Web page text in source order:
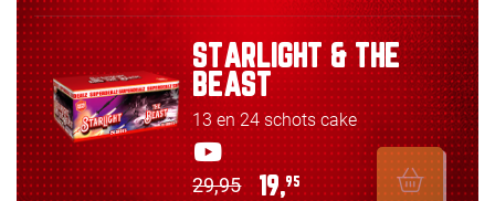
STARLIGHT & THE
BEAST
13 en 24 schots cake
29,95 19,95